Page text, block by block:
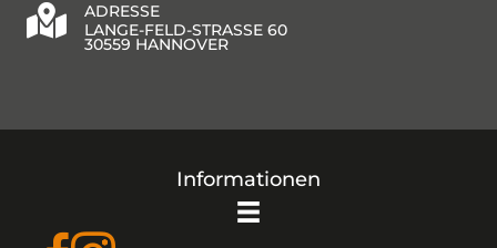
ADRESSE
LANGE-FELD-STRASSE 60
30559 HANNOVER
Informationen